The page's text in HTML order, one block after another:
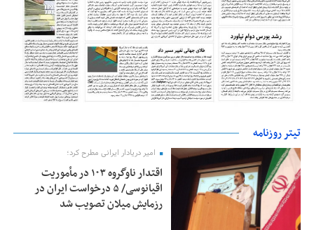
تیتر روزنامه
امیر دریادار ایرانی مطرح کرد؛
اقتدار ناوگروه ۱۰۳ در مأموریت‌
اقیانوسی/ ۵ درخواست ایران در
رزمایش میلان تصویب شد